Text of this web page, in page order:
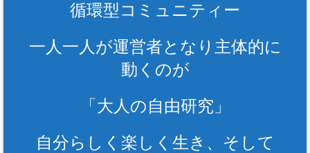
循環型コミュニティー
一人一人が運営者となり主体的に
動くのが
「大人の自由研究」
自分らしく楽しく生き、そして